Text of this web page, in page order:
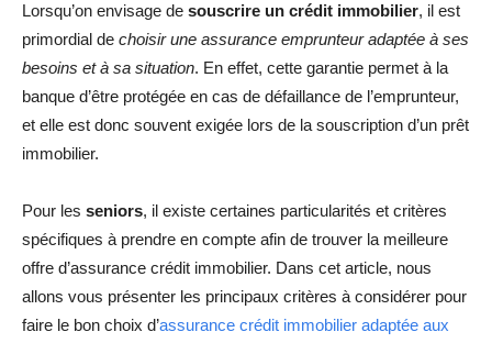
Lorsqu’on envisage de souscrire un crédit immobilier, il est
primordial de choisir une assurance emprunteur adaptée à ses
besoins et à sa situation. En effet, cette garantie permet à la
banque d’être protégée en cas de défaillance de l’emprunteur,
et elle est donc souvent exigée lors de la souscription d’un prêt
immobilier.
Pour les seniors, il existe certaines particularités et critères
spécifiques à prendre en compte afin de trouver la meilleure
offre d’assurance crédit immobilier. Dans cet article, nous
allons vous présenter les principaux critères à considérer pour
faire le bon choix d’assurance crédit immobilier adaptée aux